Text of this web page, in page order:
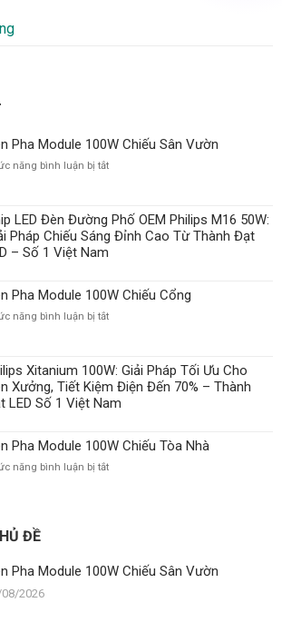
Pha Module 100W Chiếu Sân Vườn
năng bình luận bị tắtở
Module
100W
Chiếu
LED Đèn Đường Phố OEM Philips M16 50W:
Pháp Chiếu Sáng Đỉnh Cao Từ Thành Đạt
– Số 1 Việt Nam
Pha Module 100W Chiếu Cổng
năng bình luận bị tắtở
Module
100W
Chiếu
Cổng
Xitanium 100W: Giải Pháp Tối Ưu Cho
Xưởng, Tiết Kiệm Điện Đến 70% – Thành
LED Số 1 Việt Nam
Pha Module 100W Chiếu Tòa Nhà
năng bình luận bị tắtở
Nhà
ĐỀ
Pha Module 100W Chiếu Sân Vườn
2026